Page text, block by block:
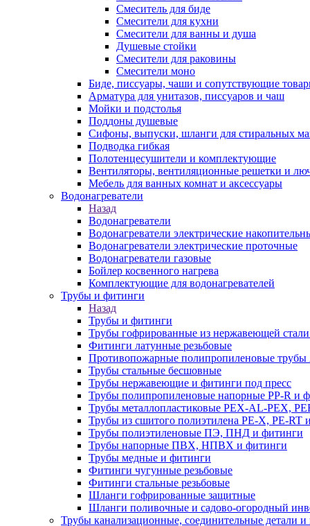
Смеситель для биде
Смесители для кухни
Смесители для ванны и душа
Душевые стойки
Смесители для раковины
Смесители моно
Биде, писсуары, чаши и сопутствующие
Арматура для унитазов, писсуаров и чаш
Мойки и подстолья
Поддоны душевые
Сифоны, выпуски, шланги для стиральных
Подводка гибкая
Полотенцесушители и комплектующие
Вентиляторы, вентиляционные решетки и
Мебель для ванных комнат и аксессуары
Водонагреватели
Назад
Водонагреватели
Водонагреватели электрические
Водонагреватели электрические проточные
Водонагреватели газовые
Бойлер косвенного нагрева
Комплектующие для водонагревателей
Трубы и фитинги
Назад
Трубы и фитинги
Трубы гофрированные из нержавеющей
Фитинги латунные резьбовые
Противопожарные полипропиленовые
Трубы стальные бесшовные
Трубы нержавеющие и фитинги под пресс
Трубы полипропиленовые напорные PP-R и
Трубы металлопластиковые PEX-AL-PEX,
Трубы из сшитого полиэтилена PE-X, PE-RT
Трубы полиэтиленовые ПЭ, ПНД и фитинги
Трубы напорные ПВХ, НПВХ и фитинги
Трубы медные и фитинги
Фитинги чугунные резьбовые
Фитинги стальные резьбовые
Шланги гофрированные защитные
Шланги поливочные и садово-огородный
Трубы канализационные, соединительные детали и